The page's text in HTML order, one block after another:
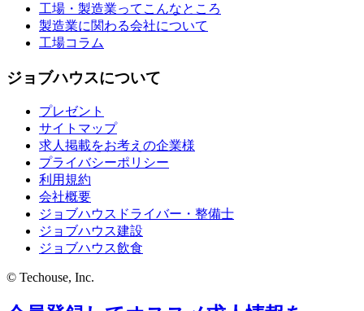
工場・製造業ってこんなところ
製造業に関わる会社について
工場コラム
ジョブハウスについて
プレゼント
サイトマップ
求人掲載をお考えの企業様
プライバシーポリシー
利用規約
会社概要
ジョブハウスドライバー・整備士
ジョブハウス建設
ジョブハウス飲食
© Techouse, Inc.